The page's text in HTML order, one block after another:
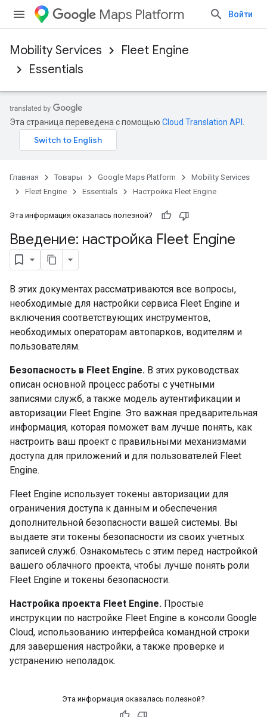
Maps Platform Войти
Mobility Services
Fleet Engine
Essentials
Эта страница переведена с помощью Cloud Translation API
Главная Товары Google Maps Platform
Mobility Services
Fleet Engine
Essentials Настройка Fleet Engine
Эта информация оказалась полезной?
Введение: настройка Fleet Engine
В этих документах рассматриваются все вопросы,
необходимые для настройки сервиса Fleet Engine и
включения соответствующих инструментов,
необходимых операторам автопарков, водителям и
пользователям.
Безопасность в Fleet Engine. В этих руководствах
описан основной процесс работы с учетными
записями служб, а также модель аутентификации и
авторизации Fleet Engine. Это важная предварительная
информация, которая поможет вам лучше понять, как
настроить ваш проект с правильными механизмами
доступа для приложений и для пользователей Fleet
Engine.
Fleet Engine использует токены авторизации для
ограничения доступа к данным и обеспечения
дополнительной безопасности вашей системы. Вы
выдаете эти токены безопасности из своих учетных
записей служб. Ознакомьтесь с этим перед настройкой
вашего облачного проекта, чтобы лучше понять роли
Fleet Engine и токены безопасности.
Настройка проекта Fleet Engine. Простые
инструкции по настройке Fleet Engine в консоли Google
Cloud, использованию интерфейса командной строки
для завершения настройки, а также проверке и
устранению неполадок.
Эта информация оказалась полезной?